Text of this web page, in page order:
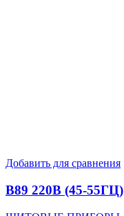
Добавить для сравнения
В89 220В (45-55ГЦ)